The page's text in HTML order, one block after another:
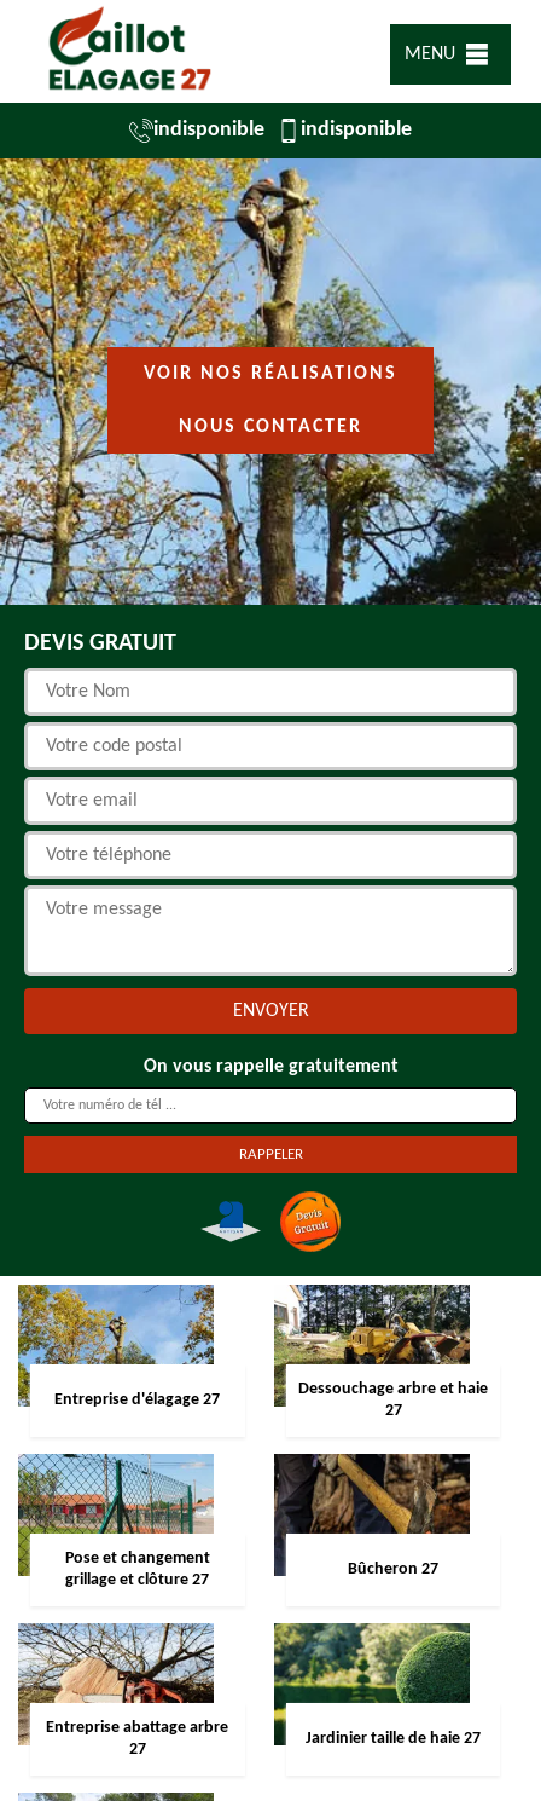
MENU
indisponible indisponible
VOIR NOS RÉALISATIONS
NOUS CONTACTER
DEVIS GRATUIT
On vous rappelle gratuitement
Entreprise d'élagage 27
Dessouchage arbre et haie
27
Pose et changement
grillage et clôture 27
Bûcheron 27
Entreprise abattage arbre
27
Jardinier taille de haie 27